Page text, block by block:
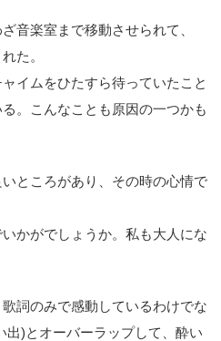
音楽室まで移動させられて、
た。
イムをひたすら待っていたこと
。こんなことも原因の一つかも
いところがあり、その時の心情で
かがでしょうか。私も大人にな
詞のみで感動しているわけでな
出)とオーバーラップして、酔い